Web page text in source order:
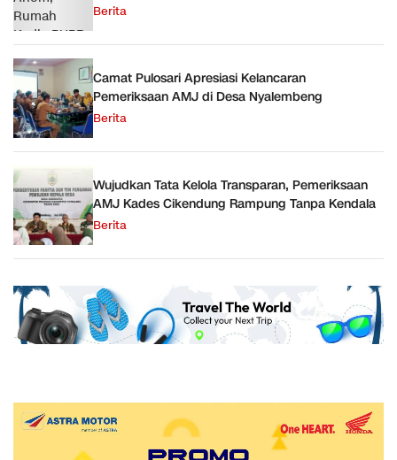
Berita
Camat Pulosari Apresiasi Kelancaran
Pemeriksaan AMJ di Desa Nyalembeng
Berita
Wujudkan Tata Kelola Transparan, Pemeriksaan
AMJ Kades Cikendung Rampung Tanpa Kendala
Berita